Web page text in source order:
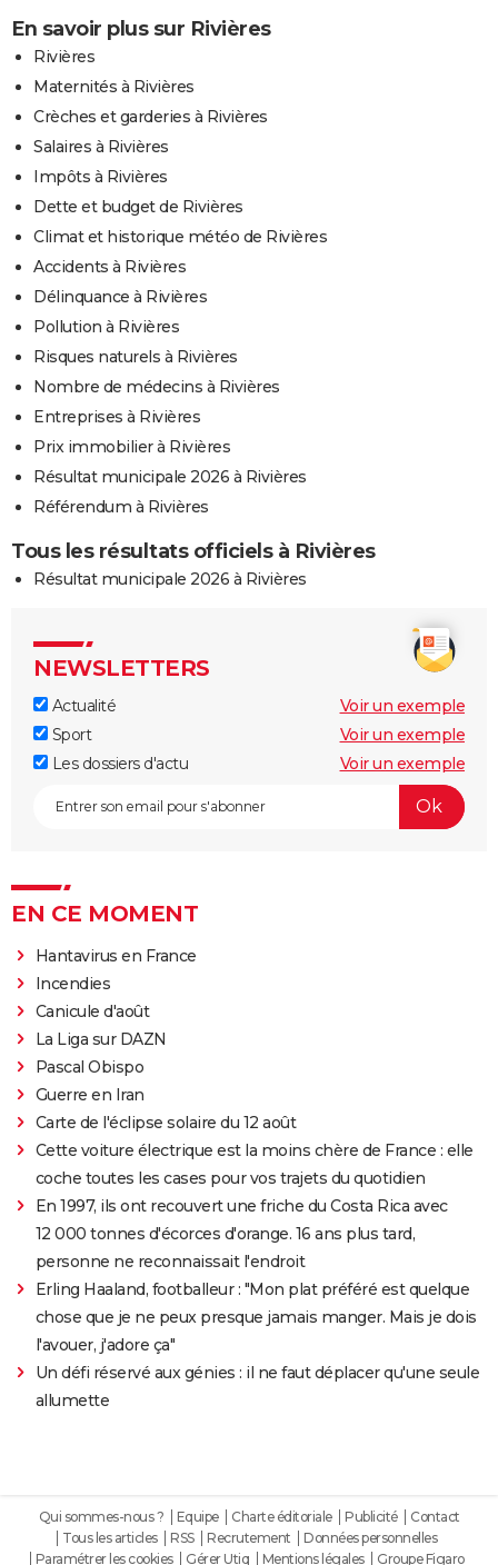
En savoir plus sur Rivières
Rivières
Maternités à Rivières
Crèches et garderies à Rivières
Salaires à Rivières
Impôts à Rivières
Dette et budget de Rivières
Climat et historique météo de Rivières
Accidents à Rivières
Délinquance à Rivières
Pollution à Rivières
Risques naturels à Rivières
Nombre de médecins à Rivières
Entreprises à Rivières
Prix immobilier à Rivières
Résultat municipale 2026 à Rivières
Référendum à Rivières
Tous les résultats officiels à Rivières
Résultat municipale 2026 à Rivières
NEWSLETTERS
Actualité
Voir un exemple
Sport
Voir un exemple
Les dossiers d'actu
Voir un exemple
EN CE MOMENT
Hantavirus en France
Incendies
Canicule d'août
La Liga sur DAZN
Pascal Obispo
Guerre en Iran
Carte de l'éclipse solaire du 12 août
Cette voiture électrique est la moins chère de France : elle
coche toutes les cases pour vos trajets du quotidien
En 1997, ils ont recouvert une friche du Costa Rica avec
12 000 tonnes d'écorces d'orange. 16 ans plus tard,
personne ne reconnaissait l'endroit
Erling Haaland, footballeur : "Mon plat préféré est quelque
chose que je ne peux presque jamais manger. Mais je dois
l'avouer, j'adore ça"
Un défi réservé aux génies : il ne faut déplacer qu'une seule
allumette
Qui sommes-nous ? Equipe Charte éditoriale Publicité
Contact
Tous les articles
RSS Recrutement
Données personnelles
Paramétrer les cookies
Gérer Utiq Mentions légales Groupe Figaro